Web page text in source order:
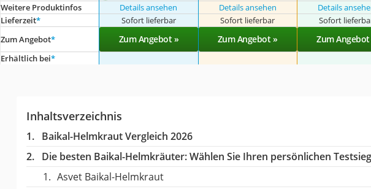
Weitere Produktinfos Details ansehen Details ansehen Details
Lieferzeit* Sofort lieferbar Sofort lieferbar Sofort
Zum Angebot* Zum Angebot » Zum Angebot » Zum Angebot
Erhältlich bei*
Inhaltsverzeichnis
Baikal-Helmkraut Vergleich 2026
Die besten Baikal-Helmkräuter:Wählen Sie Ihren persönlichen
Asvet Baikal-Helmkraut